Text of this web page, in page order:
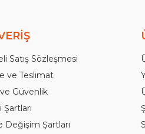
Satış Sözleşmesi
ve Teslimat
Güvenlik
Şartları
Değişim Şartları